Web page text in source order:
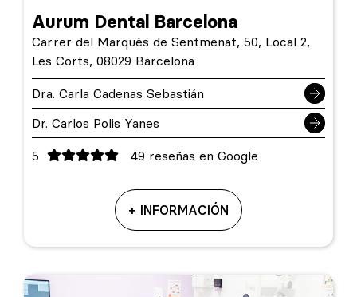
Aurum Dental Barcelona
Carrer del Marquès de Sentmenat, 50, Local 2,
Les Corts, 08029 Barcelona
Dra. Carla Cadenas Sebastián
Dr. Carlos Polis Yanes
5 49 reseñas en Google
+ INFORMACIÓN